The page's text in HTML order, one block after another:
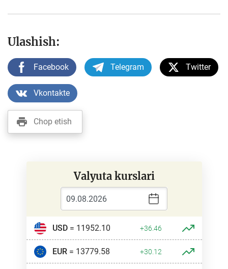
Ulashish:
Facebook Telegram Twitter
Vkontakte
Chop etish
Valyuta kurslari
USD= 11952.10 +36.46
EUR= 13779.58 +30.12